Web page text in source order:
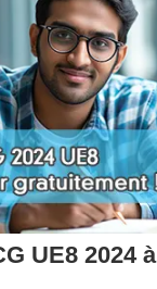
UE8 2024 à